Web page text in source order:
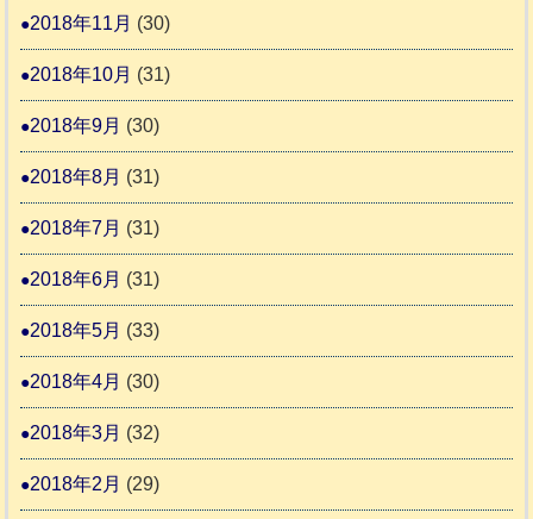
2018年11月 (30)
2018年10月 (31)
2018年9月 (30)
2018年8月 (31)
2018年7月 (31)
2018年6月 (31)
2018年5月 (33)
2018年4月 (30)
2018年3月 (32)
2018年2月 (29)